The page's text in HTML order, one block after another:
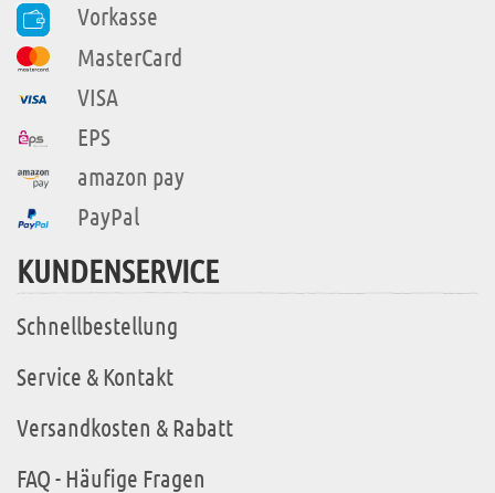
Vorkasse
MasterCard
VISA
EPS
amazon pay
PayPal
KUNDENSERVICE
Schnellbestellung
Service & Kontakt
Versandkosten & Rabatt
FAQ - Häufige Fragen